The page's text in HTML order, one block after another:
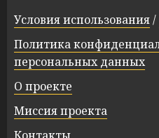
Условия использования/
Политика
персональных данных
О проекте
Миссия проекта